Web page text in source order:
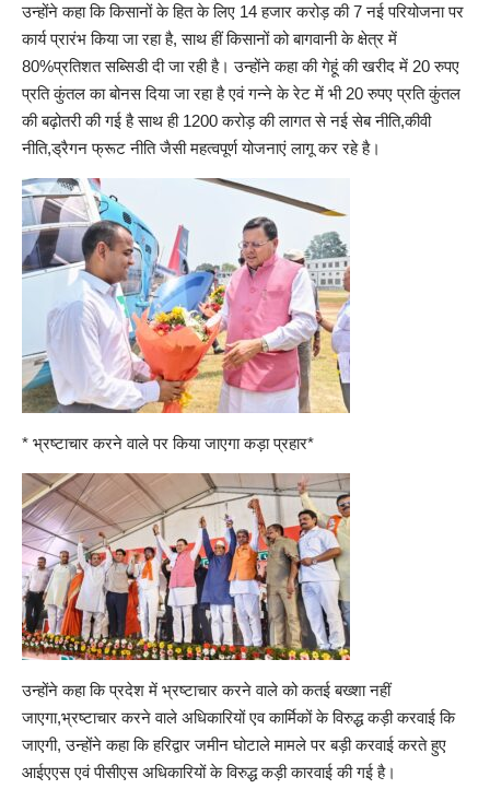
उन्होंने कहा कि किसानों के हित के लिए 14 हजार करोड़ की 7 नई परियोजना पर
कार्य प्रारंभ किया जा रहा है, साथ हीं किसानों को बागवानी के क्षेत्र में
80%प्रतिशत सब्सिडी दी जा रही है। उन्होंने कहा की गेहूं की खरीद में 20 रुपए
प्रति कुंतल का बोनस दिया जा रहा है एवं गन्ने के रेट में भी 20 रुपए प्रति कुंतल
की बढ़ोतरी की गई है साथ ही 1200 करोड़ की लागत से नई सेब नीति,कीवी
नीति,ड्रैगन फ्रूट नीति जैसी महत्वपूर्ण योजनाएं लागू कर रहे है।
* भ्रष्टाचार करने वाले पर किया जाएगा कड़ा प्रहार*
उन्होंने कहा कि प्रदेश में भ्रष्टाचार करने वाले को कतई बख्शा नहीं
जाएगा,भ्रष्टाचार करने वाले अधिकारियों एव कार्मिकों के विरुद्ध कड़ी करवाई कि
जाएगी, उन्होंने कहा कि हरिद्वार जमीन घोटाले मामले पर बड़ी करवाई करते हुए
आईएएस एवं पीसीएस अधिकारियों के विरुद्ध कड़ी कारवाई की गई है।